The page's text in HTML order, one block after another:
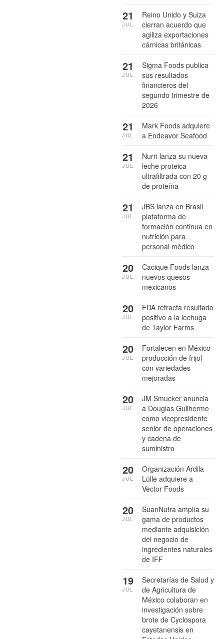
Reino Unido y Suiza
cierran acuerdo que
agiliza exportaciones
cárnicas británicas
21
JUL
Sigma Foods publica
sus resultados
financieros del
segundo trimestre de
2026
21
JUL
Mark Foods adquiere
a Endeavor Seafood
21
JUL
Nurri lanza su nueva
leche proteica
ultrafiltrada con 20 g
de proteína
21
JUL
JBS lanza en Brasil
plataforma de
formación continua en
nutrición para
personal médico
21
JUL
Cacique Foods lanza
nuevos quesos
mexicanos
20
JUL
FDA retracta resultado
positivo a la lechuga
de Taylor Farms
20
JUL
Fortalecen en México
producción de frijol
con variedades
mejoradas
20
JUL
JM Smucker anuncia
a Douglas Guilherme
como vicepresidente
senior de operaciones
y cadena de
suministro
20
JUL
Organización Ardila
Lülle adquiere a
Vector Foods
20
JUL
SuanNutra amplía su
gama de productos
mediante adquisición
del negocio de
ingredientes naturales
de IFF
20
JUL
Secretarías de Salud y
de Agricultura de
México colaboran en
investigación sobre
brote de Cyclospora
cayetanensis en
19
JUL